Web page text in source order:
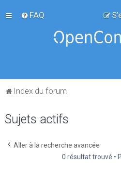
FAQ
Index du forum
Sujets actifs
Aller à la recherche avancée
0 résultat trouvé •